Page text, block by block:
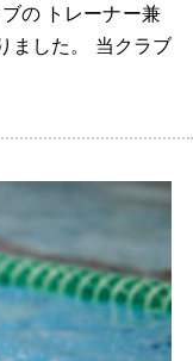
の トレーナー兼
した。 当クラブ